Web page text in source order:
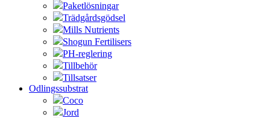
Paketlösningar
Trädgårdsgödsel
Mills Nutrients
Shogun Fertilisers
PH-reglering
Tillbehör
Tillsatser
Odlingssubstrat
Coco
Jord